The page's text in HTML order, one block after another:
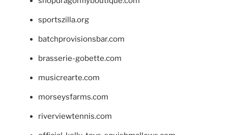
sportszilla.org
batchprovisionsbar.com
brasserie-gobette.com
musicrearte.com
morseysfarms.com
riverviewtennis.com